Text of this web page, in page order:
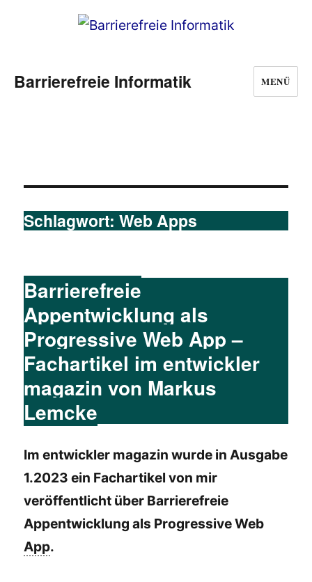
Barrierefreie Informatik MENÜ
Schlagwort:Web Apps
Barrierefreie
Appentwicklung als
Progressive Web App –
Fachartikel im entwickler
magazin von Markus
Lemcke
Im entwickler magazin wurde in Ausgabe
1.2023 ein Fachartikel von mir
veröffentlicht über Barrierefreie
Appentwicklung als Progressive Web
App.